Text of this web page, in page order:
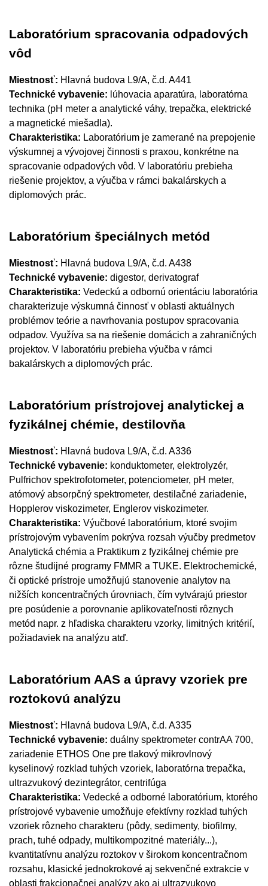
Laboratórium spracovania odpadových
vôd
Miestnosť: Hlavná budova L9/A, č.d. A441
Technické vybavenie: lúhovacia aparatúra, laboratórna
technika (pH meter a analytické váhy, trepačka, elektrické
a magnetické miešadla).
Charakteristika: Laboratórium je zamerané na prepojenie
výskumnej a vývojovej činnosti s praxou, konkrétne na
spracovanie odpadových vôd. V laboratóriu prebieha
riešenie projektov, a výučba v rámci bakalárskych a
diplomových prác.
Laboratórium špeciálnych metód
Miestnosť: Hlavná budova L9/A, č.d. A438
Technické vybavenie: digestor, derivatograf
Charakteristika: Vedeckú a odbornú orientáciu laboratória
charakterizuje výskumná činnosť v oblasti aktuálnych
problémov teórie a navrhovania postupov spracovania
odpadov. Využíva sa na riešenie domácich a zahraničných
projektov. V laboratóriu prebieha výučba v rámci
bakalárskych a diplomových prác.
Laboratórium prístrojovej analytickej a
fyzikálnej chémie, destilovňa
Miestnosť: Hlavná budova L9/A, č.d. A336
Technické vybavenie: konduktometer, elektrolyzér,
Pulfrichov spektrofotometer, potenciometer, pH meter,
atómový absorpčný spektrometer, destilačné zariadenie,
Hopplerov viskozimeter, Englerov viskozimeter.
Charakteristika: Výučbové laboratórium, ktoré svojim
prístrojovým vybavením pokrýva rozsah výučby predmetov
Analytická chémia a Praktikum z fyzikálnej chémie pre
rôzne študijné programy FMMR a TUKE. Elektrochemické,
či optické prístroje umožňujú stanovenie analytov na
nižších koncentračných úrovniach, čím vytvárajú priestor
pre posúdenie a porovnanie aplikovateľnosti rôznych
metód napr. z hľadiska charakteru vzorky, limitných kritérií,
požiadaviek na analýzu atď.
Laboratórium AAS a úpravy vzoriek pre
roztokovú analýzu
Miestnosť: Hlavná budova L9/A, č.d. A335
Technické vybavenie: duálny spektrometer contrAA 700,
zariadenie ETHOS One pre tlakový mikrovlnový
kyselinový rozklad tuhých vzoriek, laboratórna trepačka,
ultrazvukový dezintegrátor, centrifúga
Charakteristika: Vedecké a odborné laboratórium, ktorého
prístrojové vybavenie umožňuje efektívny rozklad tuhých
vzoriek rôzneho charakteru (pôdy, sedimenty, biofilmy,
prach, tuhé odpady, multikompozitné materiály...),
kvantitatívnu analýzu roztokov v širokom koncentračnom
rozsahu, klasické jednokrokové aj sekvenčné extrakcie v
oblasti frakcionačnej analýzy ako aj ultrazvukovo